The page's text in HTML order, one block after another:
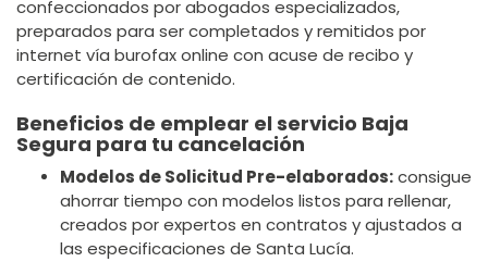
confeccionados por abogados especializados,
preparados para ser completados y remitidos por
internet vía burofax online con acuse de recibo y
certificación de contenido.
Beneficios de emplear el servicio Baja
Segura para tu cancelación
Modelos de Solicitud Pre-elaborados:consigue
ahorrar tiempo con modelos listos para rellenar,
creados por expertos en contratos y ajustados a
las especificaciones de Santa Lucía.